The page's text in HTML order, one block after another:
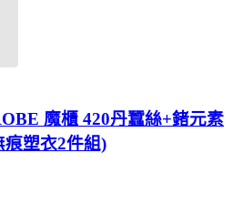
魔櫃 420丹蠶絲+鍺元素
痕塑衣2件組)